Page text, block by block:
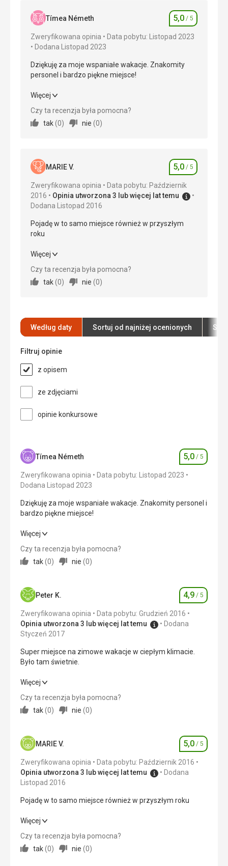
Tímea Németh Ocena
5,0 / 5
Zweryfikowana opinia
Data pobytu: Listopad 2023
Dodana Listopad 2023
Dziękuję za moje wspaniałe wakacje. Znakomity
personel i bardzo piękne miejsce!
Dziękuję za moje wspaniałe wakacje. Znakomity
personel i bardzo piękne miejsce!
Wyżywienie
Okolica 5,0/ 5
Usługi 5,0
Cena
Więcej
Czy ta recenzja była pomocna?
tak (0) nie (0)
MARIE V. Ocena
5,0 / 5
Zweryfikowana opinia
Data pobytu: Październik
2016
Opinia utworzona 3 lub więcej lat temu
Dodana Listopad 2016
Pojadę w to samo miejsce również w przyszłym
roku
Pojadę w to samo miejsce również w przyszłym
roku
Wyżywienie
Okolica 5,0/ 5
Cena
Plaża
Dostępność i obsługa dobra
Wyżywienie
względem kuchni regionalnej.
Zaskoczyła mnie nadmierna czystość
Doskonały
przetłumaczona za pomocą Google Translate
Więcej
Czy ta recenzja była pomocna?
tak (0) nie (0)
Według daty Sortuj od najniżej ocenionych
Filtruj opinie
z opisem
ze zdjęciami
opinie konkursowe
Tímea Németh Ocena
5,0 / 5
Zweryfikowana opinia
Data pobytu: Listopad 2023
Dodana Listopad 2023
Dziękuję za moje wspaniałe wakacje. Znakomity personel i
bardzo piękne miejsce!
Dziękuję za moje wspaniałe wakacje. Znakomity personel i
bardzo piękne miejsce!
Wyżywienie
Okolica 5,0/ 5
Usługi 5,0
Więcej
Czy ta recenzja była pomocna?
tak (0) nie (0)
Peter K. Ocena
4,9 / 5
Zweryfikowana opinia
Data pobytu: Grudzień 2016
Opinia utworzona 3 lub więcej lat temu
Dodana
Styczeń 2017
Super miejsce na zimowe wakacje w ciepłym klimacie.
Było tam świetnie.
Super miejsce na zimowe wakacje w ciepłym klimacie.
Było tam świetnie.
Wyżywienie
Okolica 5,0/ 5
Usługi 5,0
Więcej
Czy ta recenzja była pomocna?
tak (0) nie (0)
MARIE V. Ocena
5,0 / 5
Zweryfikowana opinia
Data pobytu: Październik 2016
Opinia utworzona 3 lub więcej lat temu
Dodana
Listopad 2016
Pojadę w to samo miejsce również w przyszłym roku
Pojadę w to samo miejsce również w przyszłym roku
Wyżywienie
Więcej
Czy ta recenzja była pomocna?
tak (0) nie (0)